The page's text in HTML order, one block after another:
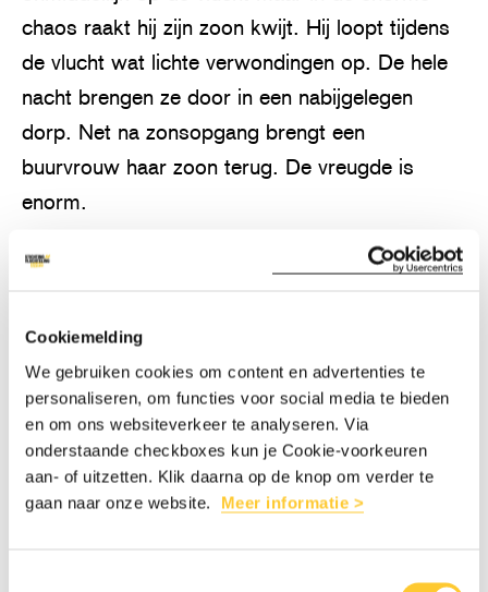
Cookiemelding
We gebruiken cookies om content en advertenties te
personaliseren, om functies voor social media te bieden
en om ons websiteverkeer te analyseren. Via
onderstaande checkboxes kun je Cookie-voorkeuren
aan- of uitzetten. Klik daarna op de knop om verder te
gaan naar onze website. Meer informatie >
chaos raakt hij zijn zoon kwijt. Hij loopt tijdens
de vlucht wat lichte verwondingen op. De hele
nacht brengen ze door in een nabijgelegen
dorp. Net na zonsopgang brengt een
buurvrouw haar zoon terug. De vreugde is
enorm.
Vroeg in de ochtend gaat Nurul terug naar zijn
verdrietig: ‘Er is niets meer over! Niets. Ik heb
niet eens geld om eten te kopen. Het is
allemaal zo snel gegaan dat ik niets uit het vuur
heb kunnen redden. Ik hoop wat materiaal te
krijgen om het huis weer op te bouwen. Ik weet
als vluchteling hoe het is om je leven vanuit het